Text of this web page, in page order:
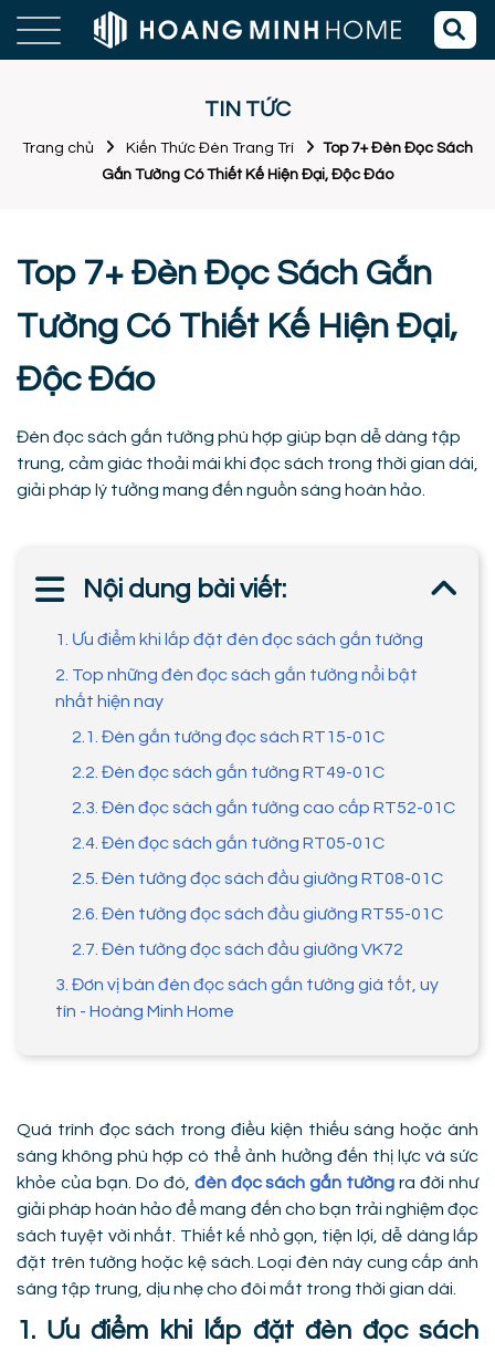
TIN TỨC
Trang chủ Kiến Thức Đèn Trang Trí
Top 7+ Đèn Đọc Sách
Gắn Tường Có Thiết Kế Hiện Đại, Độc Đáo
Top 7+ Đèn Đọc Sách Gắn
Tường Có Thiết Kế Hiện Đại,
Độc Đáo
Đèn đọc sách gắn tường phù hợp giúp bạn dễ dàng tập
trung, cảm giác thoải mái khi đọc sách trong thời gian dài,
giải pháp lý tưởng mang đến nguồn sáng hoàn hảo.
Nội dung bài viết:
1. Ưu điểm khi lắp đặt đèn đọc sách gắn tường
2. Top những đèn đọc sách gắn tường nổi bật
nhất hiện nay
2.1. Đèn gắn tường đọc sách RT15-01C
2.2. Đèn đọc sách gắn tường RT49-01C
2.3. Đèn đọc sách gắn tường cao cấp RT52-01C
2.4. Đèn đọc sách gắn tường RT05-01C
2.5. Đèn tường đọc sách đầu giường RT08-01C
2.6. Đèn tường đọc sách đầu giường RT55-01C
2.7. Đèn tường đọc sách đầu giường VK72
3. Đơn vị bán đèn đọc sách gắn tường giá tốt, uy
tín - Hoàng Minh Home
Quá trình đọc sách trong điều kiện thiếu sáng hoặc ánh
sáng không phù hợp có thể ảnh hưởng đến thị lực và sức
khỏe của bạn. Do đó, đèn đọc sách gắn tường ra đời như
giải pháp hoàn hảo để mang đến cho bạn trải nghiệm đọc
sách tuyệt vời nhất. Thiết kế nhỏ gọn, tiện lợi, dễ dàng lắp
đặt trên tường hoặc kệ sách. Loại đèn này cung cấp ánh
sáng tập trung, dịu nhẹ cho đôi mắt trong thời gian dài.
1. Ưu điểm khi lắp đặt đèn đọc sách